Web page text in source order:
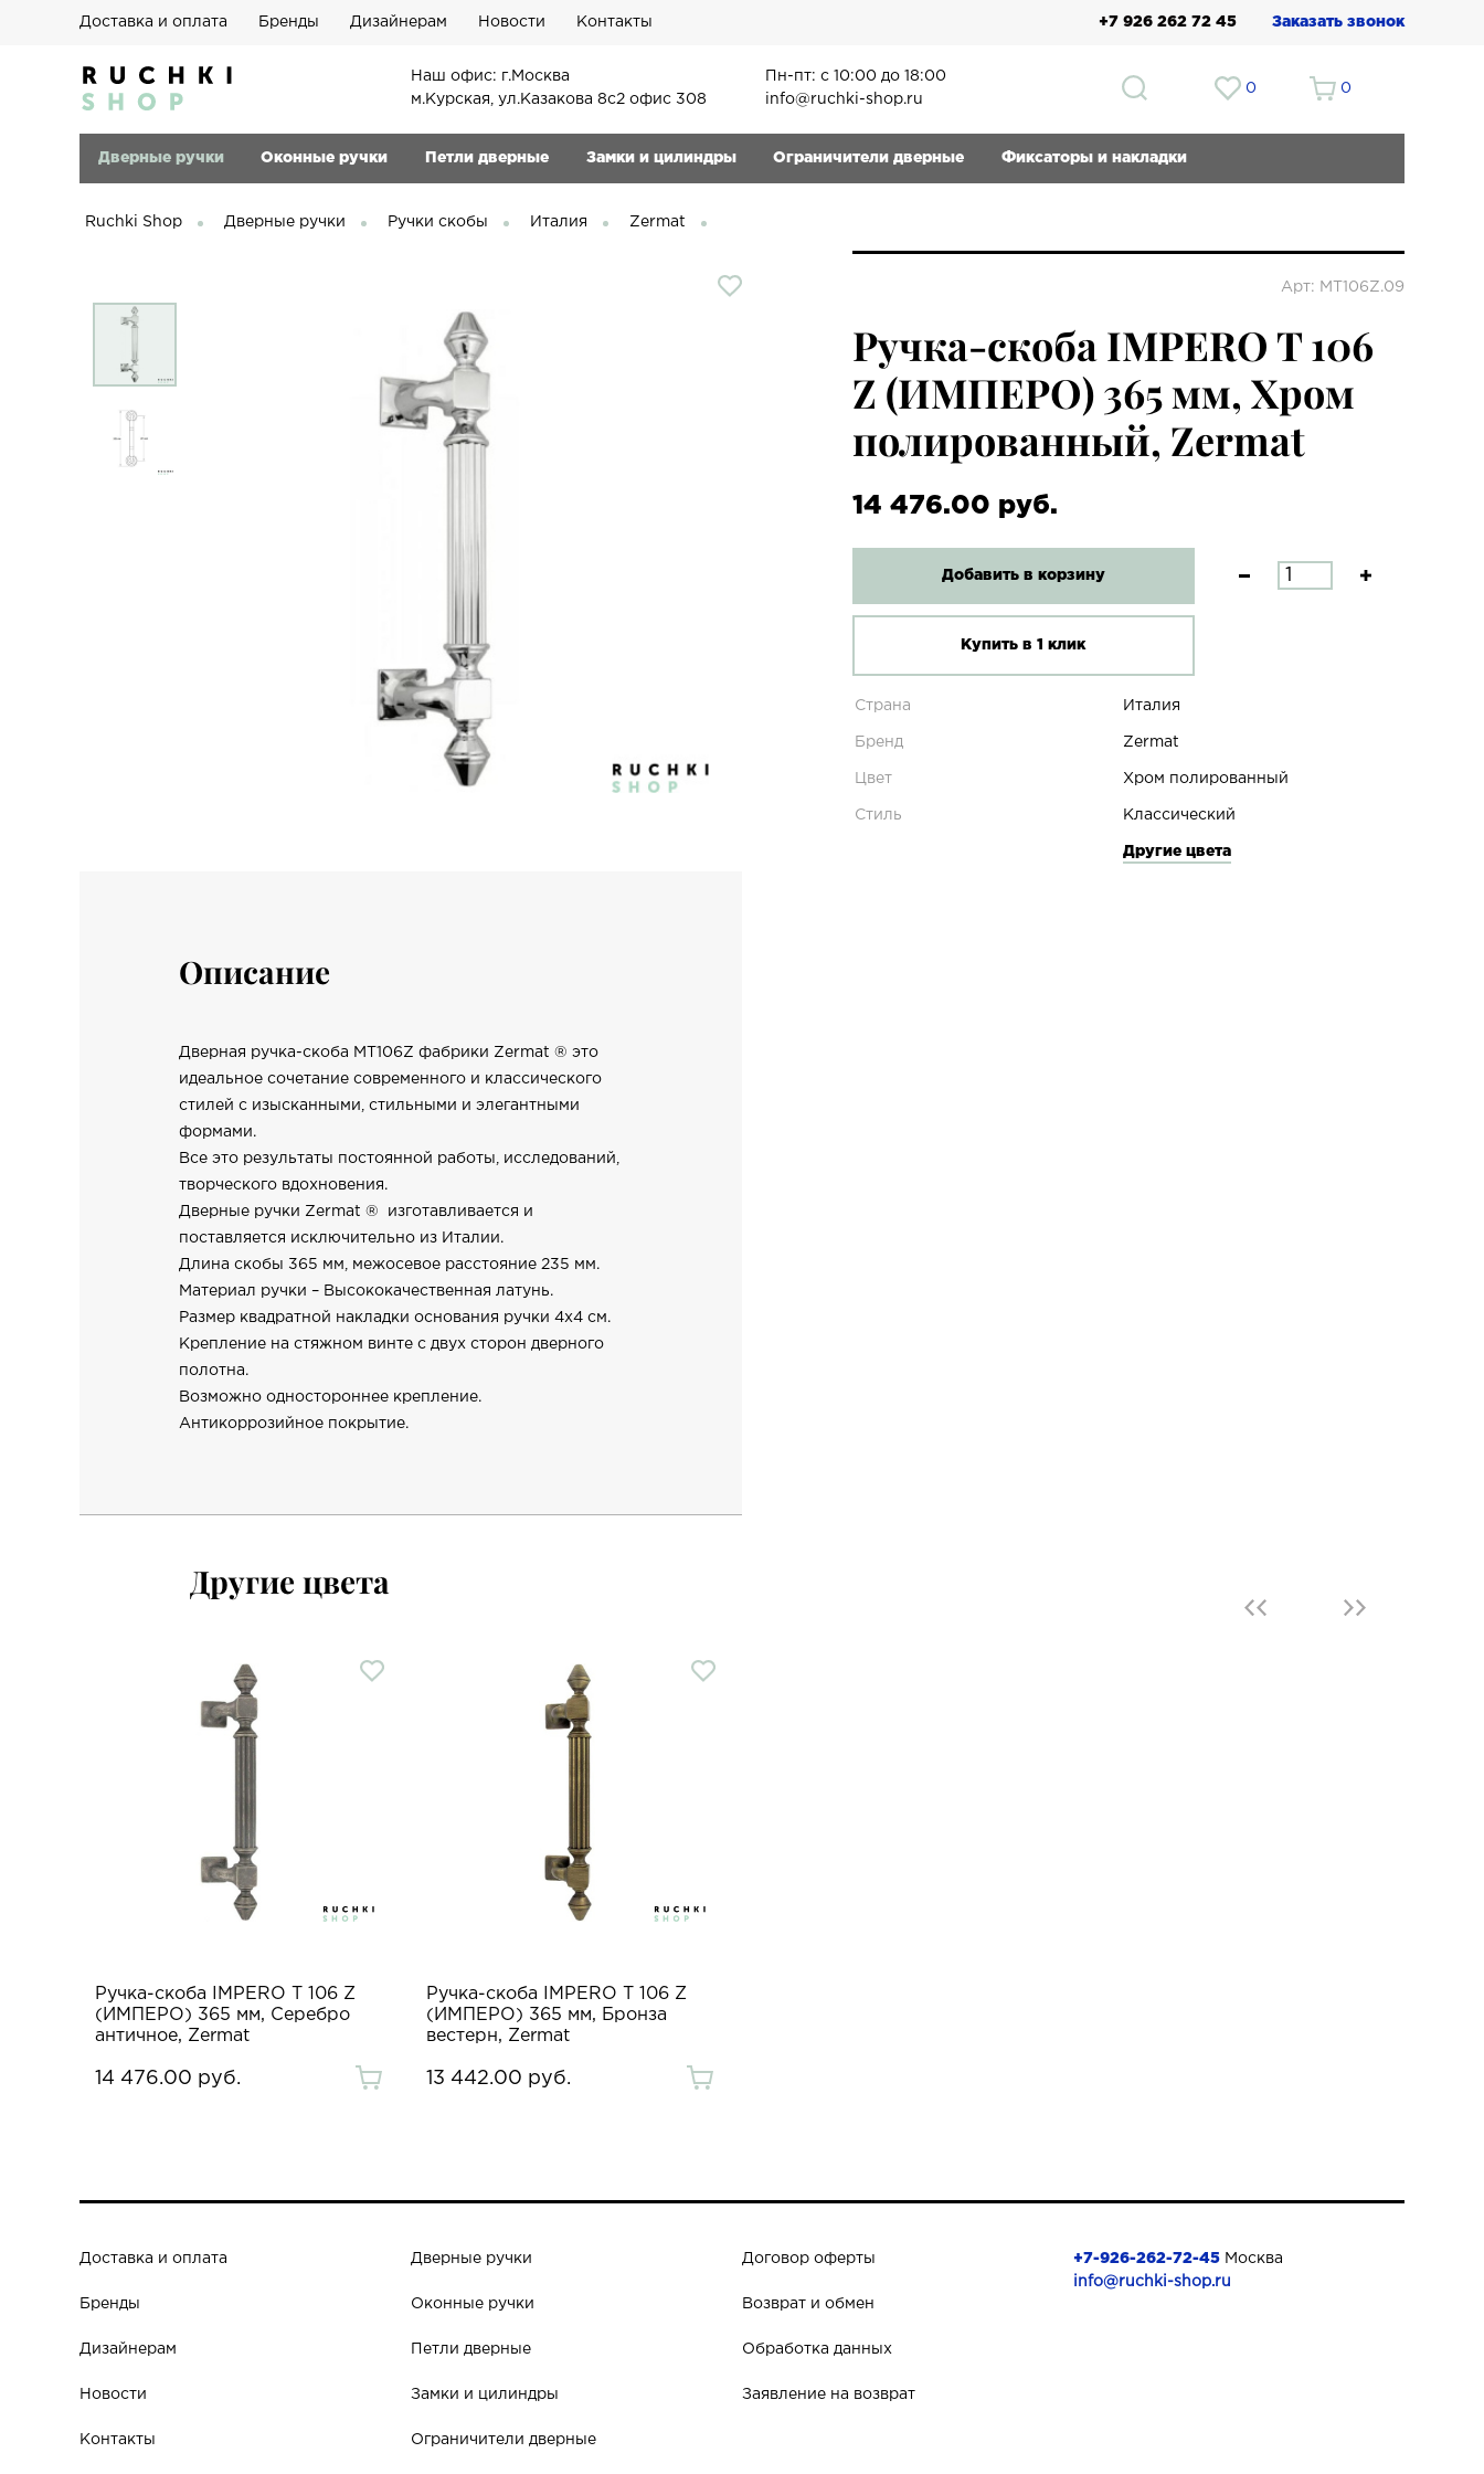
Доставка и оплата Бренды Дизайнерам Новости Контакты +7 926 262 72 45 Заказать звонок
Наш офис: г.Москва
м.Курская, ул.Казакова 8с2 офис 308
Пн-пт: с 10:00 до 18:00
info@ruchki-shop.ru
0 0
Дверные ручки Оконные ручки Петли дверные Замки и цилиндры Ограничители дверные Фиксаторы и накладки
Ruchki Shop Дверные ручки Ручки скобы Италия Zermat
Арт: МТ106Z.09
Ручка-скоба IMPERO T 106
Z (ИМПЕРО) 365 мм, Хром
полированный, Zermat
14 476.00 руб.
Добавить в корзину
Купить в 1 клик
Страна Италия
Бренд Zermat
Цвет Хром полированный
Стиль Классический
Другие цвета
Описание
Дверная ручка-скоба МТ106Z фабрики Zermat ® это
идеальное сочетание современного и классического
стилей с изысканными, стильными и элегантными
формами.
Все это результаты постоянной работы, исследований,
творческого вдохновения.
Дверные ручки Zermat ® изготавливается и
поставляется исключительно из Италии.
Длина скобы 365 мм, межосевое расстояние 235 мм.
Материал ручки – Высококачественная латунь.
Pазмер квадратной накладки основания ручки 4х4 см.
Крепление на стяжном винте с двух сторон дверного
полотна.
Возможно одностороннее крепление.
Антикоррозийное покрытие.
Другие цвета
Ручка-скоба IMPERO T 106 Z
(ИМПЕРО) 365 мм, Серебро
античное, Zermat
14 476.00 руб.
Ручка-скоба IMPERO T 106 Z
(ИМПЕРО) 365 мм, Бронза
вестерн, Zermat
13 442.00 руб.
Доставка и оплата
Бренды
Дизайнерам
Новости
Контакты
Дверные ручки
Оконные ручки
Петли дверные
Замки и цилиндры
Ограничители дверные
Договор оферты
Возврат и обмен
Обработка данных
Заявление на возврат
+7-926-262-72-45Москва
info@ruchki-shop.ru